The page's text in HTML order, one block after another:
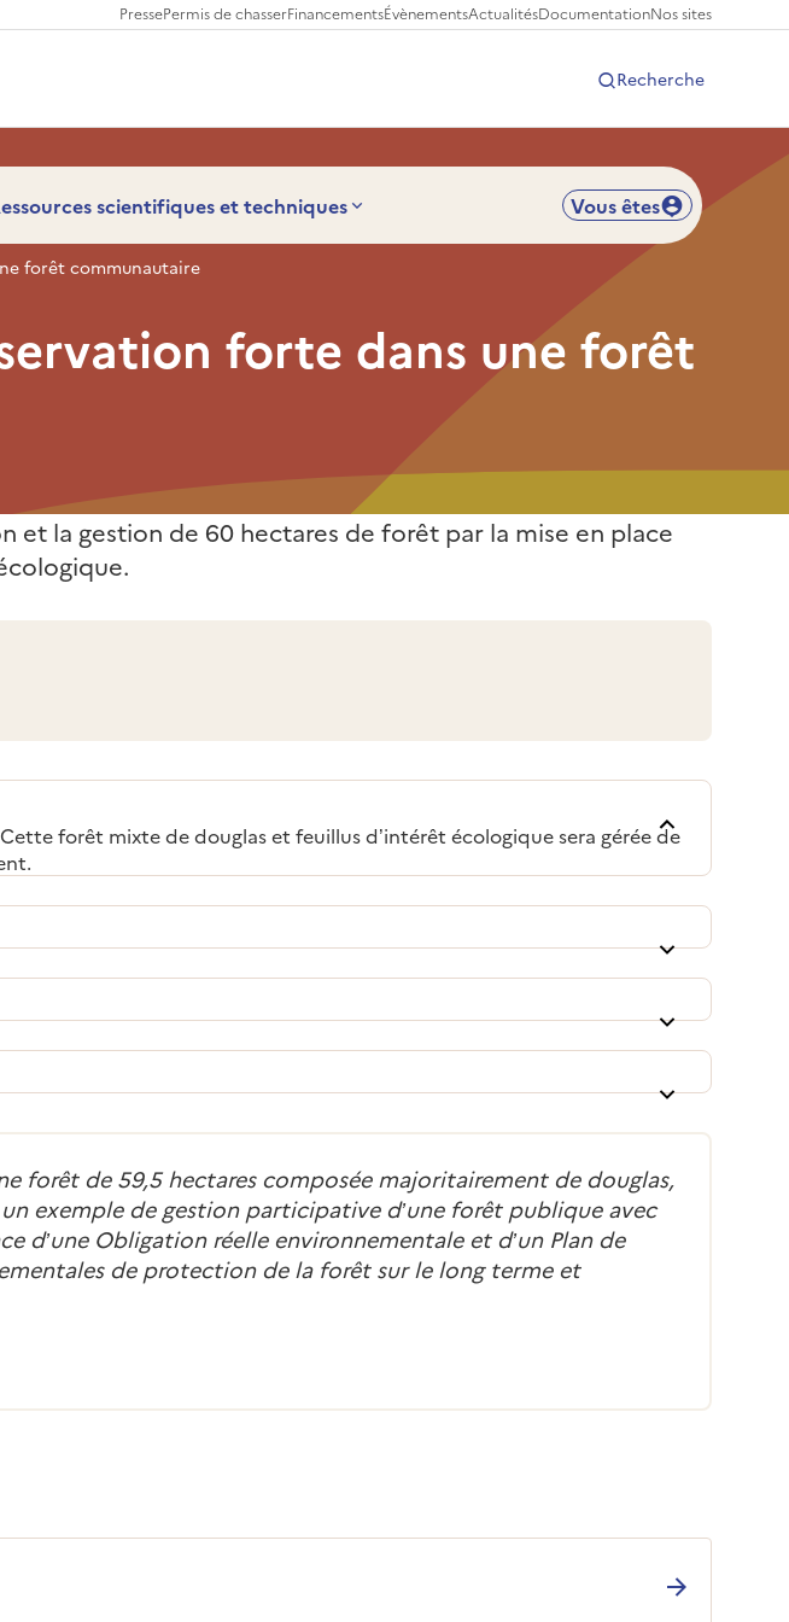
PressePermis de chasserFinancementsÉvènementsActualitésDocumentationNos sites
Recherche
scientifiques et techniques Vous êtes
forêt communautaire
forte dans une forêt
la gestion de 60 hectares de forêt par la mise en place
forêt mixte de douglas et feuillus d’intérêt écologique sera gérée de
forêt de 59,5 hectares composée majoritairement de douglas,
exemple de gestion participative d’une forêt publique avec
d’une Obligation réelle environnementale et d’un Plan de
de protection de la forêt sur le long terme et